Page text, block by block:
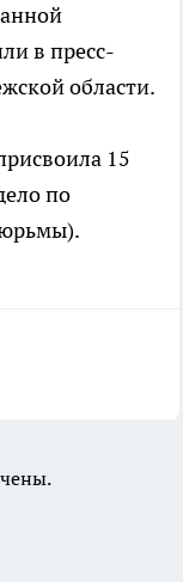
в пресс-
области.
15
по